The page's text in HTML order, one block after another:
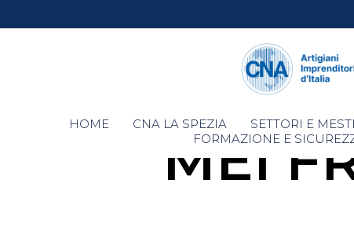
HOME CNA LA SPEZIA SETTORI E
FORMAZIONE E
MEI